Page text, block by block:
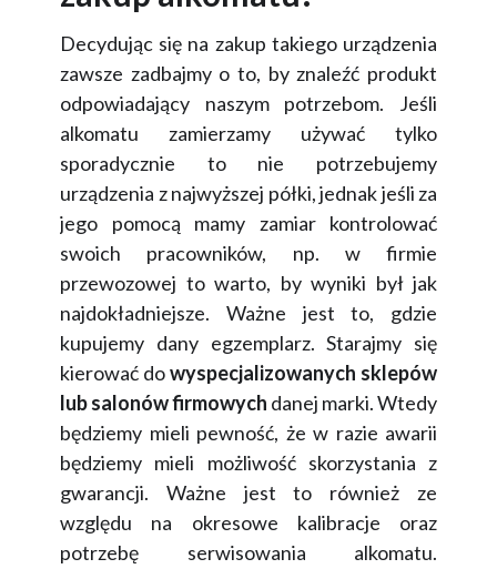
Decydując się na zakup takiego urządzenia
zawsze zadbajmy o to, by znaleźć produkt
odpowiadający naszym potrzebom. Jeśli
alkomatu zamierzamy używać tylko
sporadycznie to nie potrzebujemy
urządzenia z najwyższej półki, jednak jeśli za
jego pomocą mamy zamiar kontrolować
swoich pracowników, np. w firmie
przewozowej to warto, by wyniki był jak
najdokładniejsze. Ważne jest to, gdzie
kupujemy dany egzemplarz. Starajmy się
kierować dowyspecjalizowanych sklepów
lub salonów firmowych danej marki. Wtedy
będziemy mieli pewność, że w razie awarii
będziemy mieli możliwość skorzystania z
gwarancji. Ważne jest to również ze
względu na okresowe kalibracje oraz
potrzebę serwisowania alkomatu.